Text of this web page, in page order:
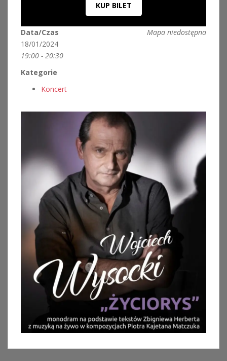
KUP BILET
Mapa niedostępna
Data/Czas
18/01/2024
19:00 - 20:30
Kategorie
Koncert